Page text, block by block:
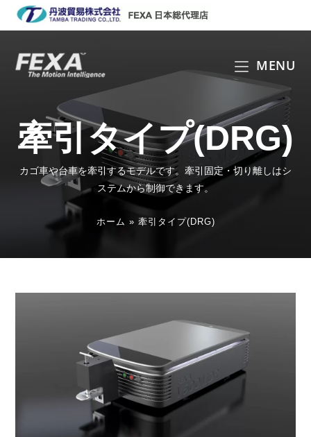
MENU
牽引タイプ(DRG)
カゴ車や台車を牽引するモデルです。牽引固定・切り離しはシ
ステムから制御できます。
ホーム » 牽引タイプ(DRG)